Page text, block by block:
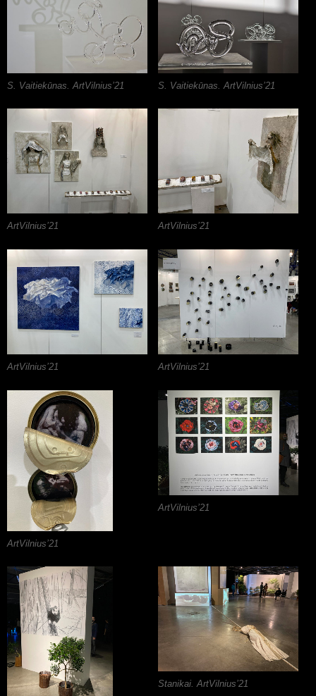
S. Vaitiekūnas. ArtVilnius’21 S. Vaitiekūnas. ArtVilnius’21
ArtVilnius’21 ArtVilnius’21
ArtVilnius’21 ArtVilnius’21
ArtVilnius’21
ArtVilnius’21
Stanikai. ArtVilnius’21